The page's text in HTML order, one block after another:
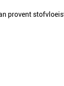
provent